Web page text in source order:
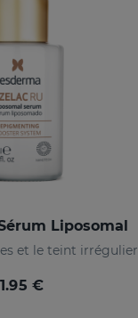
Liposomal
et le teint irrégulier
€